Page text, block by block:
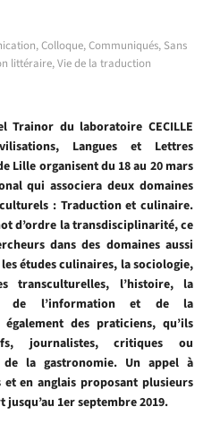
,Colloque,Communiqués, Sans
littéraire,Vie de la traduction
Trainor du laboratoire CECILLE
Langues et Lettres
Lille organisent du 18 au 20 mars
qui associera deux domaines
: Traduction et culinaire.
d’ordre la transdisciplinarité, ce
dans des domaines aussi
études culinaires, la sociologie,
transculturelles, l’histoire, la
de l’information et de la
des praticiens, qu’ils
journalistes, critiques ou
la gastronomie. Un appel à
en anglais proposant plusieurs
1er septembre 2019.